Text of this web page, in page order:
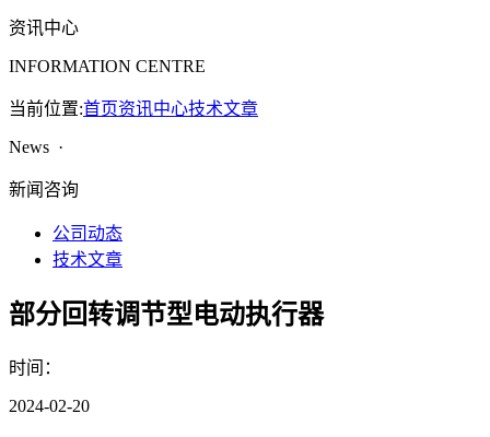
资讯中心
INFORMATION CENTRE
当前位置:首页资讯中心技术文章
News ·
新闻咨询
公司动态
技术文章
部分回转调节型电动执行器
时间：
2024-02-20